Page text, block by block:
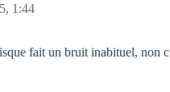
1:44
fait un bruit inabituel, non